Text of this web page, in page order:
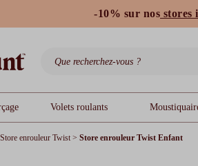
-10% sur nos stores
Volets roulants
Store enrouleur Twist > Store enrouleur Twist Enfant